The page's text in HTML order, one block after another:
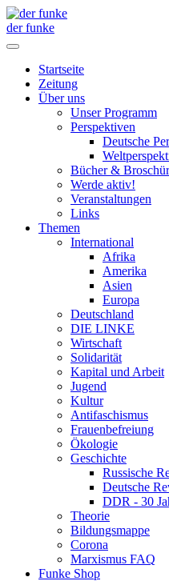
der funke
Startseite
Zeitung
Über uns
Unser Programm
Perspektiven
Deutsche
Bücher &
Werde aktiv!
Veranstaltungen
Links
Themen
International
Afrika
Amerika
Asien
Europa
Deutschland
DIE LINKE
Wirtschaft
Solidarität
Kapital und Arbeit
Jugend
Kultur
Antifaschismus
Frauenbefreiung
Ökologie
Geschichte
Russische
Deutsche
DDR - 30
Theorie
Bildungsmappe
Corona
Marxismus FAQ
Funke Shop